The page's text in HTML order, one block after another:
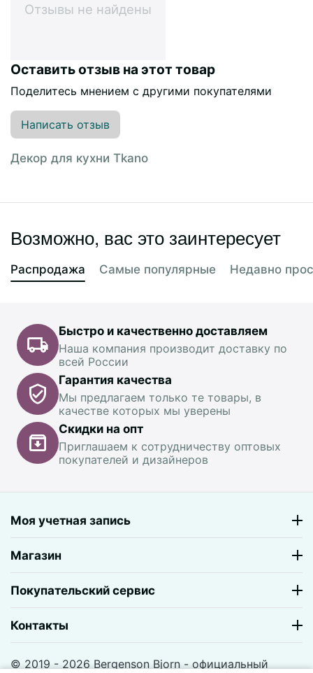
Отзывы не найдены
Оставить отзыв на этот товар
Поделитесь мнением с другими покупателями
Написать отзыв
Декор для кухни Tkano
Возможно, вас это заинтересует
Распродажа Самые популярные Недавно
Быстро и качественно доставляем
Наша компания производит доставку по
всей России
Гарантия качества
Мы предлагаем только те товары, в
качестве которых мы уверены
Скидки на опт
Приглашаем к сотрудничеству оптовых
покупателей и дизайнеров
Моя учетная запись
Магазин
Покупательский сервис
Контакты
© 2019 - 2026 Bergenson Bjorn - официальный